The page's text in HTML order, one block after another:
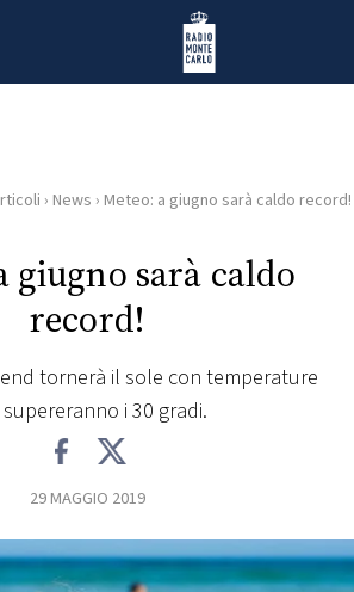
Radio Monte Carlo
› News › Meteo: a giugno sarà caldo record!
giugno sarà caldo
record!
tornerà il sole con temperature
i 30 gradi.
29 MAGGIO 2019